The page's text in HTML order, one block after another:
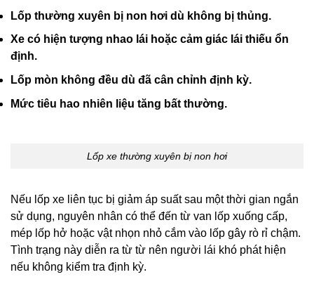
Lốp thường xuyên bị non hơi dù không bị thủng.
Xe có hiện tượng nhao lái hoặc cảm giác lái thiếu ổn
định.
Lốp mòn không đều dù đã cân chỉnh định kỳ.
Mức tiêu hao nhiên liệu tăng bất thường.
Lốp xe thường xuyên bị non hơi
Nếu lốp xe liên tục bị giảm áp suất sau một thời gian ngắn
sử dụng, nguyên nhân có thể đến từ van lốp xuống cấp,
mép lốp hở hoặc vật nhọn nhỏ cắm vào lốp gây rò rỉ chậm.
Tình trạng này diễn ra từ từ nên người lái khó phát hiện
nếu không kiểm tra định kỳ.